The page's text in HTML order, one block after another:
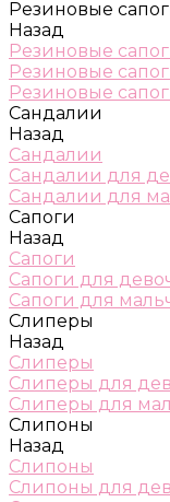
Резиновые
Назад
Резиновые
Резиновые
Резиновые
Сандалии
Назад
Сандалии
Сандалии для
Сандалии для
Сапоги
Назад
Сапоги
Сапоги для
Сапоги для
Слиперы
Назад
Слиперы
Слиперы для
Слиперы для
Слипоны
Назад
Слипоны
Слипоны для